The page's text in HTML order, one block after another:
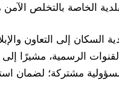
الخاصة بالتخلص
السكان إلى التعاون
الرسمية، مشيرًا
مشتركة؛ لضمان